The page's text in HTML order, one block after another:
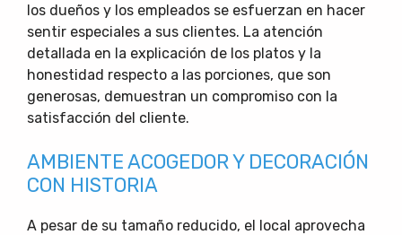
los dueños y los empleados se esfuerzan en hacer
sentir especiales a sus clientes. La atención
detallada en la explicación de los platos y la
honestidad respecto a las porciones, que son
generosas, demuestran un compromiso con la
satisfacción del cliente.
AMBIENTE ACOGEDOR Y DECORACIÓN
CON HISTORIA
A pesar de su tamaño reducido, el local aprovecha